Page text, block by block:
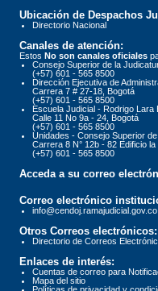
Ubicación de Despachos
Directorio Nacional
Canales de atención:
Estos No son canales oficiales
Consejo Superior de la
(+57) 601 - 565 8500
Dirección Ejecutiva de
Carrera 7 # 27-18, Bogotá
(+57) 601 - 565 8500
Escuela Judicial - Rodrigo Lara
Calle 11 No 9a - 24, Bogotá
(+57) 601 - 565 8500
Unidades - Consejo Superior
Carrera 8 N° 12b - 82 Edificio la
(+57) 601 - 565 8500
Acceda a su correo
Correo electrónico
info@cendoj.ramajudicial.gov.co
Otros Correos electrónicos:
Directorio de Correos
Enlaces de interés:
Cuentas de correo para
Mapa del sitio